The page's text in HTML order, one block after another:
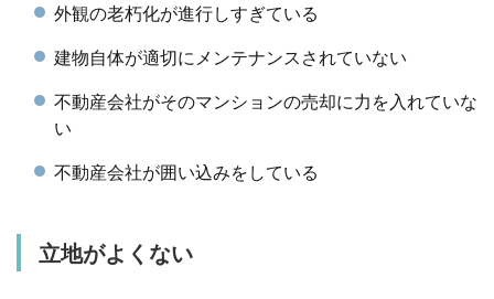
外観の老朽化が進行しすぎている
建物自体が適切にメンテナンスされていない
不動産会社がそのマンションの売却に力を入れていな
い
不動産会社が囲い込みをしている
立地がよくない